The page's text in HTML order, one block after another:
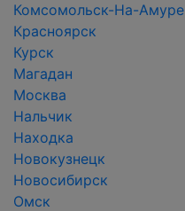
Комсомольск-На-Амуре
Красноярск
Курск
Магадан
Москва
Нальчик
Находка
Новокузнецк
Новосибирск
Омск